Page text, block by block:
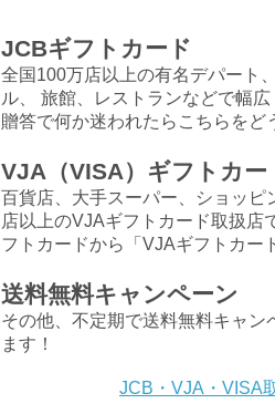
JCBギフトカード
全国100万店以上の有名デパート
ル、 旅館、レストランなどで幅
贈答で何か迷われたらこちらをど
VJA（VISA）ギフトカー
百貨店、大手スーパー、ショッ
店以上のVJAギフトカード取扱店
フトカードから「VJAギフトカー
送料無料キャンペーン
その他、不定期で送料無料キャ
ます！
JCB・VJA・VISA